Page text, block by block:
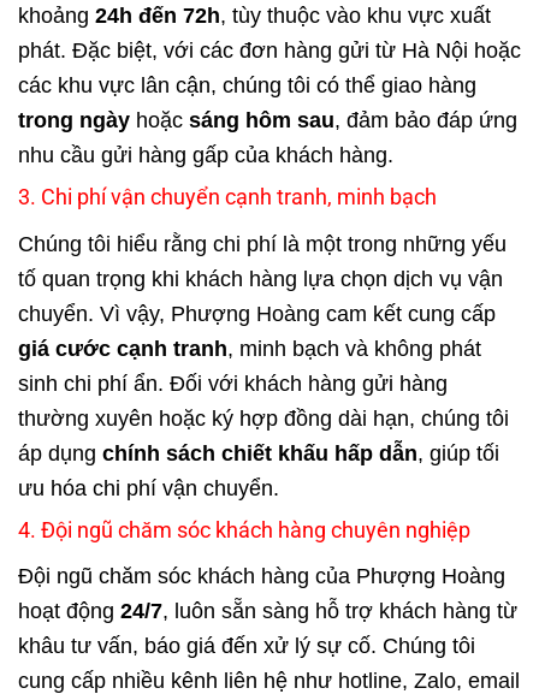
khoảng 24h đến 72h, tùy thuộc vào khu vực xuất
phát. Đặc biệt, với các đơn hàng gửi từ Hà Nội hoặc
các khu vực lân cận, chúng tôi có thể giao hàng
trong ngày hoặc sáng hôm sau, đảm bảo đáp ứng
nhu cầu gửi hàng gấp của khách hàng.
3. Chi phí vận chuyển cạnh tranh, minh bạch
Chúng tôi hiểu rằng chi phí là một trong những yếu
tố quan trọng khi khách hàng lựa chọn dịch vụ vận
chuyển. Vì vậy, Phượng Hoàng cam kết cung cấp
giá cước cạnh tranh, minh bạch và không phát
sinh chi phí ẩn. Đối với khách hàng gửi hàng
thường xuyên hoặc ký hợp đồng dài hạn, chúng tôi
áp dụng chính sách chiết khấu hấp dẫn, giúp tối
ưu hóa chi phí vận chuyển.
4. Đội ngũ chăm sóc khách hàng chuyên nghiệp
Đội ngũ chăm sóc khách hàng của Phượng Hoàng
hoạt động 24/7, luôn sẵn sàng hỗ trợ khách hàng từ
khâu tư vấn, báo giá đến xử lý sự cố. Chúng tôi
cung cấp nhiều kênh liên hệ như hotline, Zalo, email